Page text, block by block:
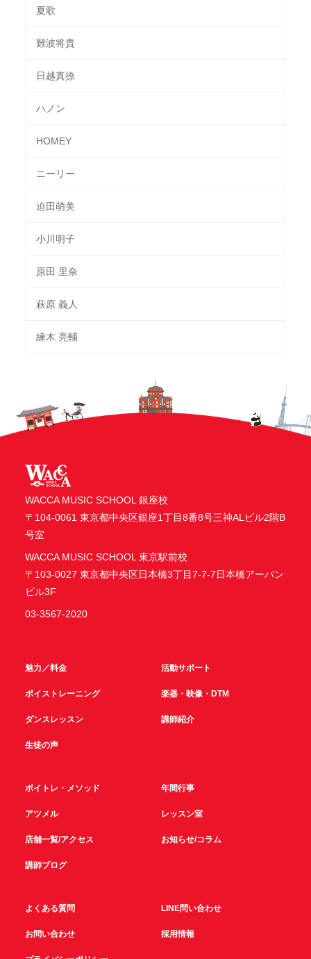
夏歌
難波将貴
日越真捺
ハノン
HOMEY
ニーリー
迫田萌美
小川明子
原田 里奈
萩原 義人
練木 亮輔
WACCA MUSIC SCHOOL 銀座校
〒104-0061 東京都中央区銀座1丁目8番8号三神ALビル2階B
号室
WACCA MUSIC SCHOOL 東京駅前校
〒103-0027 東京都中央区日本橋3丁目7-7-7日本橋アーバン
ビル3F
03-3567-2020
魅力／料金 活動サポート
ボイストレーニング 楽器・映像・DTM
ダンスレッスン 講師紹介
生徒の声
ボイトレ・メソッド 年間行事
アツメル レッスン室
店舗一覧/アクセス お知らせ/コラム
講師ブログ
よくある質問 LINE問い合わせ
お問い合わせ 採用情報